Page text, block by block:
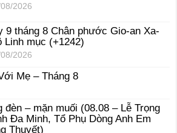
2026
9 tháng 8 Chân phước Gio-an Xa-
Linh mục (+1242)
2026
Mẹ – Tháng 8
đèn – mặn muối (08.08 – Lễ Trọng
Đa Minh, Tổ Phụ Dòng Anh Em
Thuyết)